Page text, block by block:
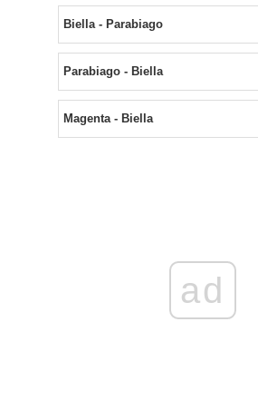
Biella - Parabiago
Parabiago - Biella
Magenta - Biella
ad